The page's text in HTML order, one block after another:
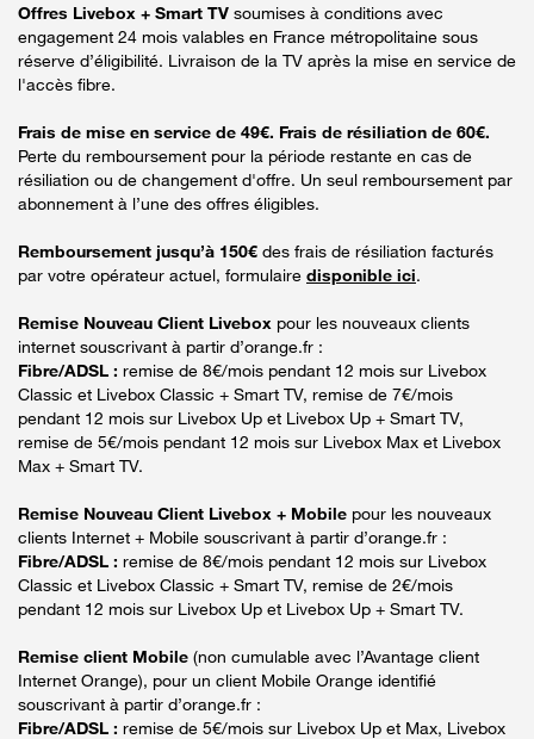
Offres Livebox + Smart TV soumises à conditions avec
engagement 24 mois valables en France métropolitaine sous
réserve d’éligibilité. Livraison de la TV après la mise en service de
l'accès fibre.
Frais de mise en service de 49€. Frais de résiliation de 60€.
Perte du remboursement pour la période restante en cas de
résiliation ou de changement d'offre. Un seul remboursement par
abonnement à l’une des offres éligibles.
Remboursement jusqu’à 150€ des frais de résiliation facturés
par votre opérateur actuel, formulaire disponible ici.
Remise Nouveau Client Livebox pour les nouveaux clients
internet souscrivant à partir d’orange.fr :
Fibre/ADSL : remise de 8€/mois pendant 12 mois sur Livebox
Classic et Livebox Classic + Smart TV, remise de 7€/mois
pendant 12 mois sur Livebox Up et Livebox Up + Smart TV,
remise de 5€/mois pendant 12 mois sur Livebox Max et Livebox
Max + Smart TV.
Remise Nouveau Client Livebox + Mobile pour les nouveaux
clients Internet + Mobile souscrivant à partir d’orange.fr :
Fibre/ADSL : remise de 8€/mois pendant 12 mois sur Livebox
Classic et Livebox Classic + Smart TV, remise de 2€/mois
pendant 12 mois sur Livebox Up et Livebox Up + Smart TV.
Remise client Mobile (non cumulable avec l’Avantage client
Internet Orange), pour un client Mobile Orange identifié
souscrivant à partir d’orange.fr :
Fibre/ADSL : remise de 5€/mois sur Livebox Up et Max, Livebox